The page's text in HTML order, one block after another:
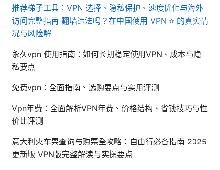
推荐梯子工具：VPN 选择、隐私保护、速度优化与海外
访问完整指南 翻墙违法吗？在中国使用 VPN ⭐ 的真实情
况与风险解
永久vpn 使用指南：如何长期稳定使用VPN、成本与隐
私要点
免费vpn：全面指南、选购要点与实用评测
Vpn年费：全面解析VPN年费、价格结构、省钱技巧与性
价比评测
意大利火车票查询与购票全攻略：自由行必备指南 2025
更新版 VPN版完整解读与实操要点